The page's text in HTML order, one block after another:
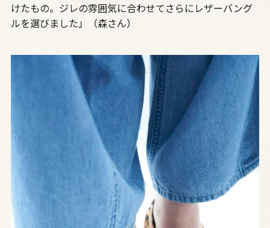
けたもの。ジレの雰囲気に合わせてさらにレザーバング
ルを選びました」（森さん）